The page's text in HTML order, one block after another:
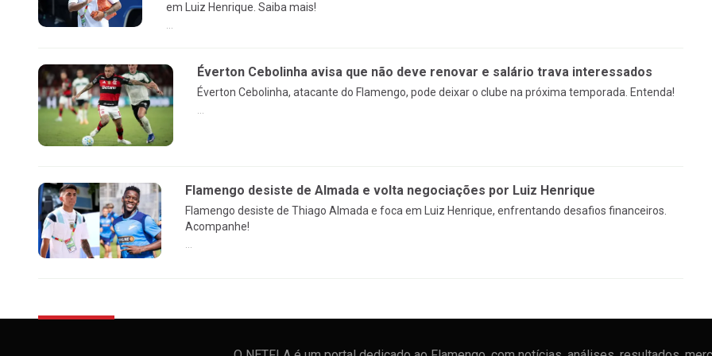
em Luiz Henrique. Saiba mais!
Éverton Cebolinha avisa que não deve renovar e salário trava interessados
Éverton Cebolinha, atacante do Flamengo, pode deixar o clube na próxima temporada. Entenda!
Flamengo desiste de Almada e volta negociações por Luiz Henrique
Flamengo desiste de Thiago Almada e foca em Luiz Henrique, enfrentando desafios financeiros.
Acompanhe!
...